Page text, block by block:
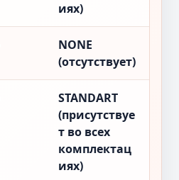
иях)
NONE
(отсутствует)
STANDART
(присутствуе
т во всех
комплектац
иях)